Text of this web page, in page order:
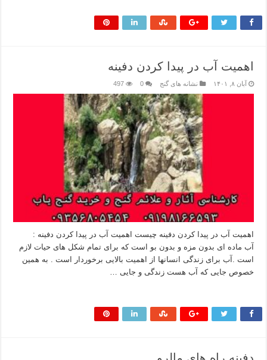
اهمیت آب در پیدا کردن دفینه
آبان ۸, ۱۴۰۱ نشانه های گنج 0
497
اهمیت آب در پیدا کردن دفینه چیست اهمیت آب در پیدا کردن دفینه :
آب ماده ای بدون مزه و بدون بو است که برای تمام شکل های حیات لازم
است .آب برای زندگی انسانها از اهمیت بالایی برخوردار است . به همین
خصوص جایی که آب هست زندگی و جایی …